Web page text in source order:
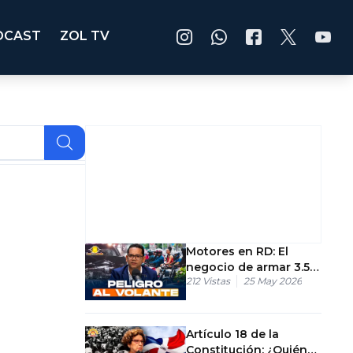
ZOL TV
Motores en RD: El
negocio de armar 3.5
millones de
212 Vistas 25 May 2026
Artículo 18 de la
Constitución: ¿Quiénes